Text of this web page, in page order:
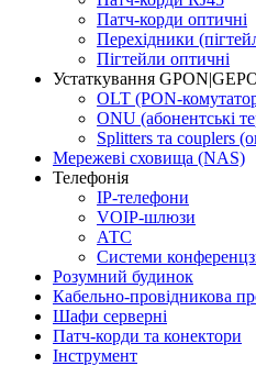
Патч-корди оптичні
Перехідники
Пігтейли оптичні
Устаткування
OLT (PON-
ONU (абонентські
Splitters та couplers
Мережеві сховища (NAS)
Телефонія
IP-телефони
VOIP-шлюзи
АТС
Системи
Розумний будинок
Кабельно-провідникова
Шафи серверні
Патч-корди та конектори
Інструмент